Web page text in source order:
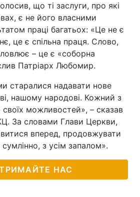
що ті заслуги, про які
є не його власними
праці багатьох: «Це не є
це є спільна праця. Слово,
– це є «соборна
Патріарх Любомир.
старалися надавати нове
нашому народові. Кожний з
своїх можливостей», – сказав
За словами Глави Церкви,
вперед, продовжувати
з усім запалом».
НАС